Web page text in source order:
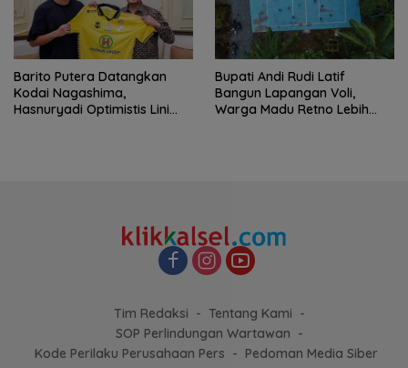
Barito Putera Datangkan
Kodai Nagashima,
Hasnuryadi Optimistis Lini
Bupati Andi Rudi Latif
Bangun Lapangan Voli,
Warga Madu Retno Lebih
Tim Redaksi
Tentang Kami
SOP Perlindungan Wartawan
Kode Perilaku Perusahaan Pers
Pedoman Media Siber